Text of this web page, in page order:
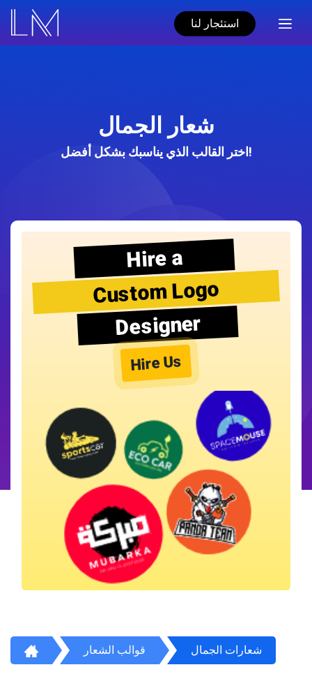
استئجار لنا
شعار الجمال
اختر القالب الذي يناسبك بشكل أفضل!
Hire a
Custom Logo
Designer
Hire Us
قوالب الشعار شعارات الجمال